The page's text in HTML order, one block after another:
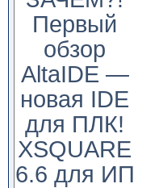
Первый
обзор
AltaIDE —
новая IDE
для ПЛК!
XSQUARE
6.6 для ИП